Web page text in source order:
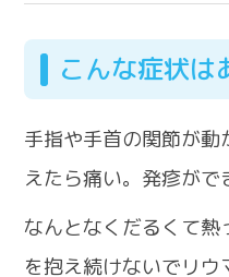
こんな症状は
手指や手首の関節が
えたら痛い。発疹が
なんとなくだるくて
を抱え続けないでリウ